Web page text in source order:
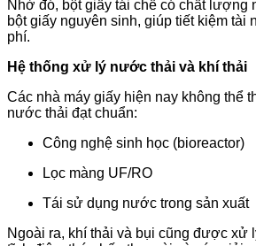
Nhờ đó, bột giấy tái chế có chất lượng
bột giấy nguyên sinh, giúp tiết kiệm tài
phí.
Hệ thống xử lý nước thải và khí thải
Các nhà máy giấy hiện nay không thể
nước thải đạt chuẩn:
Công nghệ sinh học (bioreactor)
Lọc màng UF/RO
Tái sử dụng nước trong sản xuất
Ngoài ra, khí thải và bụi cũng được xử